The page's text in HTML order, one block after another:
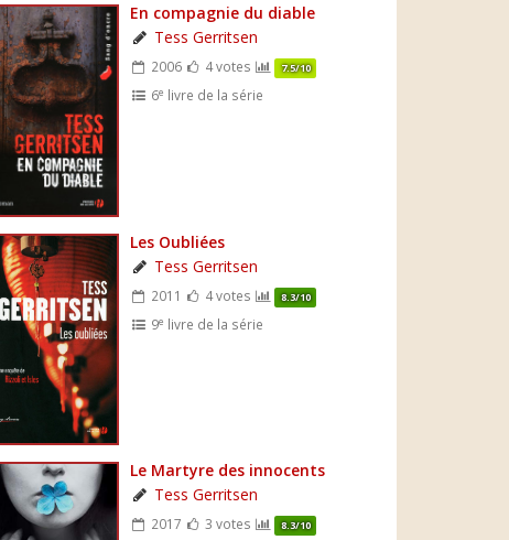
En compagnie du diable
Tess Gerritsen
2006 4 votes 7.5/10
6e livre de la série
Les Oubliées
Tess Gerritsen
2011 4 votes 8.3/10
9e livre de la série
Le Martyre des innocents
Tess Gerritsen
2017 3 votes 8.3/10